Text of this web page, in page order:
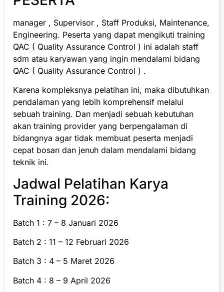
manager , Supervisor , Staff Produksi, Maintenance,
Engineering. Peserta yang dapat mengikuti training
QAC ( Quality Assurance Control ) ini adalah staff
sdm atau karyawan yang ingin mendalami bidang
QAC ( Quality Assurance Control ) .
Karena kompleksnya pelatihan ini, maka dibutuhkan
pendalaman yang lebih komprehensif melalui
sebuah training. Dan menjadi sebuah kebutuhan
akan training provider yang berpengalaman di
bidangnya agar tidak membuat peserta menjadi
cepat bosan dan jenuh dalam mendalami bidang
teknik ini.
Jadwal Pelatihan Karya
Training 2026:
Batch 1 : 7 – 8 Januari 2026
Batch 2 : 11 – 12 Februari 2026
Batch 3 : 4 – 5 Maret 2026
Batch 4 : 8 – 9 April 2026